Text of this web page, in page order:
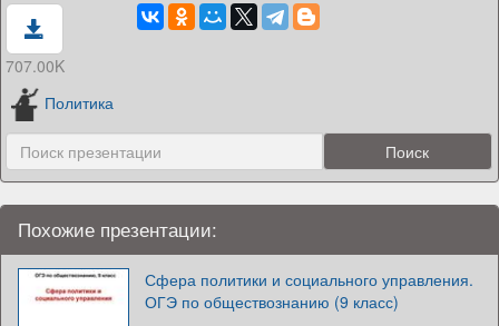
707.00K
Политика
Похожие презентации:
Сфера политики и социального управления.
ОГЭ по обществознанию (9 класс)